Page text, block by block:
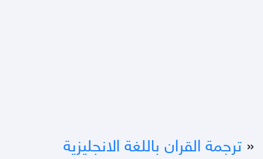
« ترجمة القران باللغة الانجليزية